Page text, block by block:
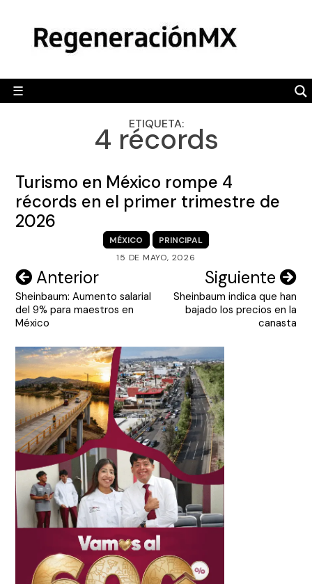
content
☰
POLÍTICA
CAMALEÓN
OPINIÓN
ENGLISH SECTION
ETIQUETA:
4 récords
Turismo en México rompe 4
récords en el primer trimestre de
2026
MÉXICO
PRINCIPAL
15 DE MAYO, 2026
Navegación
de
entradas
Anterior
Sheinbaum: Aumento salarial
del 9% para maestros en
México
Siguiente
Sheinbaum indica que han
bajado los precios en la
canasta